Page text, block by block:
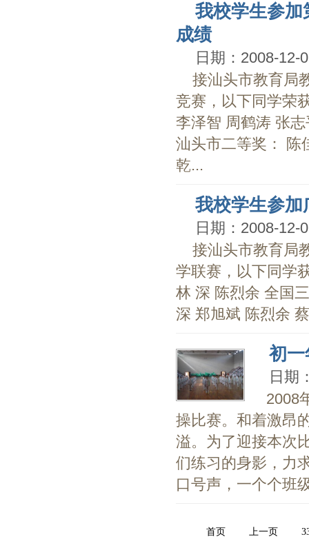
我校学生参加
成绩
日期：2008-12-
接汕头市教育局
竞赛，以下同学荣
李泽智 周鹤涛 张
汕头市二等奖： 陈
乾...
我校学生参加
日期：2008-12-
接汕头市教育局
学联赛，以下同学
林 深 陈烈余 全国
深 郑旭斌 陈烈余
初一
日期
2008
操比赛。和着激昂
溢。为了迎接本次
们练习的身影，力
口号声，一个个班
首页 上一页